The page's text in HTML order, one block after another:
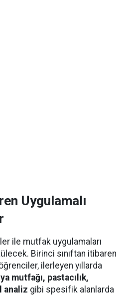
Uygulamalı
ile mutfak uygulamaları
Birinci sınıftan itibaren
ilerleyen yıllarda
mutfağı, pastacılık,
analiz gibi spesifik alanlarda